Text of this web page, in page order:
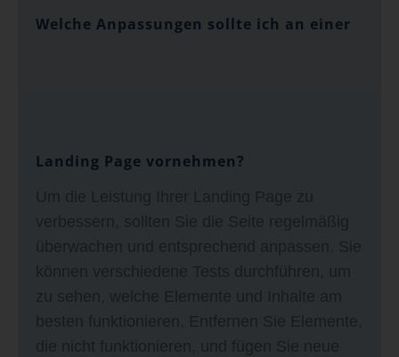
Welche Anpassungen sollte ich an einer
Landing Page vornehmen?
Um die Leistung Ihrer Landing Page zu
verbessern, sollten Sie die Seite regelmäßig
überwachen und entsprechend anpassen. Sie
können verschiedene Tests durchführen, um
zu sehen, welche Elemente und Inhalte am
besten funktionieren. Entfernen Sie Elemente,
die nicht funktionieren, und fügen Sie neue